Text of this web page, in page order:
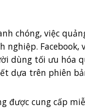
chóng, việc
nghiệp.
dùng tối ưu hóa
dựa trên phiên
được cung cấp